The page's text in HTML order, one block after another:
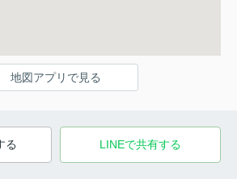
地図アプリで見る
る LINEで共有する